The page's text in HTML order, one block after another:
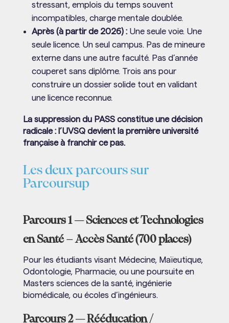
stressant, emplois du temps souvent
incompatibles, charge mentale doublée.
Après (à partir de 2026) :Une seule voie. Une
seule licence. Un seul campus. Pas de mineure
externe dans une autre faculté. Pas d’année
couperet sans diplôme. Trois ans pour
construire un dossier solide tout en validant
une licence reconnue.
La suppression du PASS constitue une décision
radicale : l’UVSQ devient la première université
française à franchir ce pas.
Les deux parcours sur
Parcoursup
Parcours 1 — Sciences et Technologies
en Santé – Accès Santé (700 places)
Pour les étudiants visant Médecine, Maïeutique,
Odontologie, Pharmacie, ou une poursuite en
Masters sciences de la santé, ingénierie
biomédicale, ou écoles d’ingénieurs.
Parcours 2 — Rééducation /